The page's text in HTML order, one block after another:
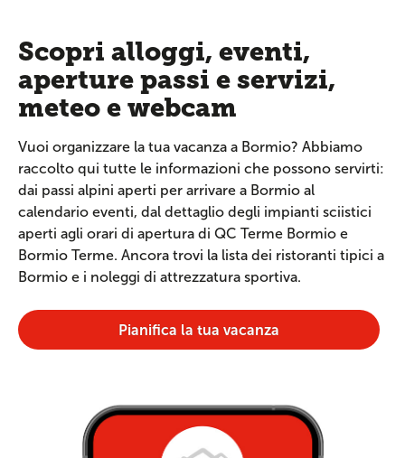
Scopri alloggi, eventi,
aperture passi e servizi,
meteo e webcam
Vuoi organizzare la tua vacanza a Bormio? Abbiamo
raccolto qui tutte le informazioni che possono servirti:
dai passi alpini aperti per arrivare a Bormio al
calendario eventi, dal dettaglio degli impianti sciistici
aperti agli orari di apertura di QC Terme Bormio e
Bormio Terme. Ancora trovi la lista dei ristoranti tipici a
Bormio e i noleggi di attrezzatura sportiva.
Pianifica la tua vacanza